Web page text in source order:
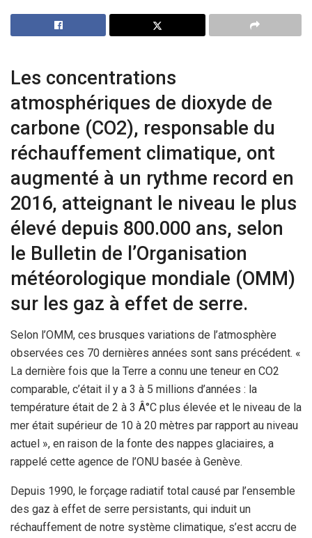
Les concentrations
atmosphériques de dioxyde de
carbone (CO2), responsable du
réchauffement climatique, ont
augmenté à un rythme record en
2016, atteignant le niveau le plus
élevé depuis 800.000 ans, selon
le Bulletin de l’Organisation
météorologique mondiale (OMM)
sur les gaz à effet de serre.
Selon l’OMM, ces brusques variations de l’atmosphère
observées ces 70 dernières années sont sans précédent. «
La dernière fois que la Terre a connu une teneur en CO2
comparable, c’était il y a 3 à 5 millions d’années : la
température était de 2 à 3 Â°C plus élevée et le niveau de la
mer était supérieur de 10 à 20 mètres par rapport au niveau
actuel », en raison de la fonte des nappes glaciaires, a
rappelé cette agence de l’ONU basée à Genève.
Depuis 1990, le forçage radiatif total causé par l’ensemble
des gaz à effet de serre persistants, qui induit un
réchauffement de notre système climatique, s’est accru de